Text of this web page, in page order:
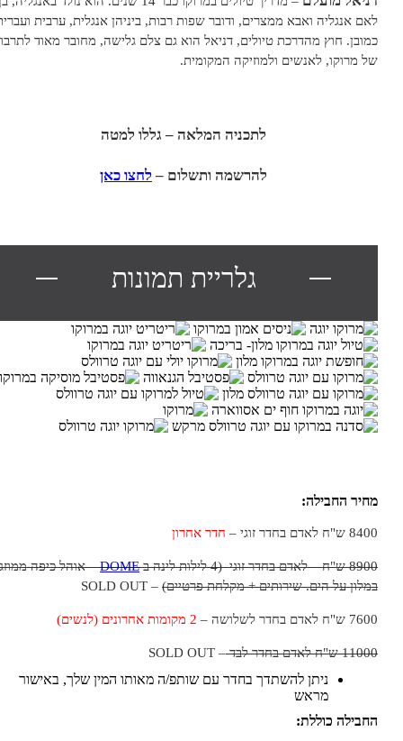
אנגליה ואבא ממצרים, ודובר שפות רבות, ביניהן אנגלית, ערבית ועברית
חוץ מהדרכת טיולים, דניאל הוא גם צלם גלישה, מחובר מאוד לתרבות
מרוקו, לאנשים ולמוזיקה המקומית.
לתכניה המלאה – גללו למטה
להרשמה ותשלום –לחצו כאן
גלריית תמונות
החבילה:
חדר אחרון
DOME– אוהל כיפה ממוזג
על הים. שירותים + מקלחת פרטיים)– SOLD OUT
2 מקומות אחרונים (לנשים)
ש"ח לאדם בחדר לבד – SOLD OUT
ניתן להשתדך בחדר עם שותפ/ה מאותו המין שלך, באישור
מראש
כוללת: